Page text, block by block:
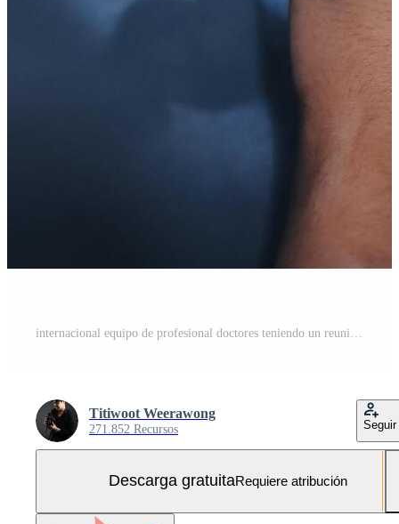
Titiwoot Weerawong
271.852 Recursos Seguir
Descarga gratuitaRequiere atribución